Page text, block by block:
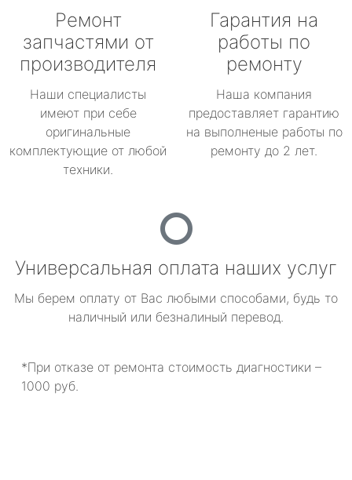
Ремонт
запчастями от
производителя
Наши специалисты
имеют при себе
оригинальные
комплектующие от любой
техники.
Гарантия на
работы по
ремонту
Наша компания
предоставляет гарантию
на выполненые работы по
ремонту до 2 лет.
Универсальная оплата наших услуг
Мы берем оплату от Вас любыми способами, будь то
наличный или безналиный перевод.
*При отказе от ремонта стоимость диагностики –
1000 руб.